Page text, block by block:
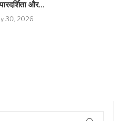
और...
30, 2026